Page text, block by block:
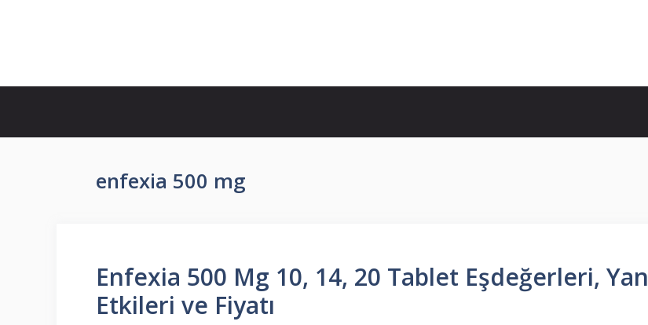
enfexia 500 mg
Enfexia 500 Mg 10, 14, 20 Tablet Eşdeğerleri, Yan
Etkileri ve Fiyatı